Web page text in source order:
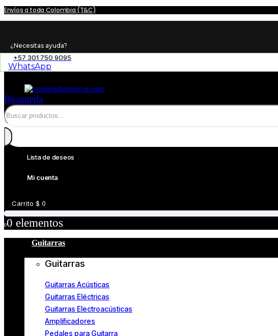
Envíos a toda Colombia (T&C)
¿Necesitas ayuda?
+57 301 750 9095
WhatsApp
Búsqueda
Lista de deseos
Mi cuenta
Carrito $ 0
00 elementos
Guitarras
Guitarras
Guitarras Acústicas
Guitarras Eléctricas
Guitarras Electroacústicas
Amplificadores
Pedales para Guitarra